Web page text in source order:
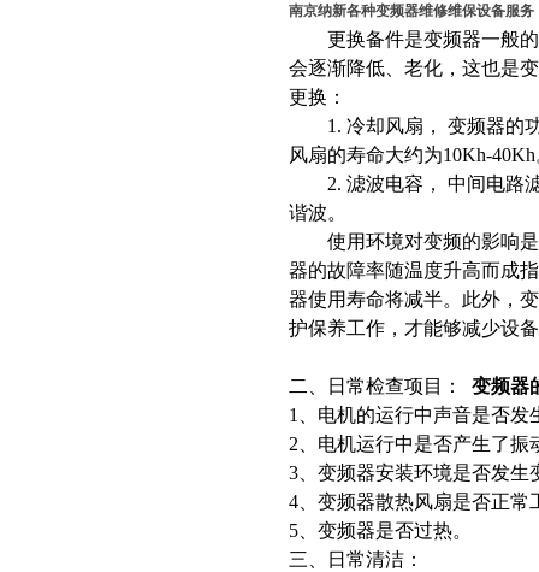
南京纳新各种变频器维修维保设备服务
更换备件是变频器一般的
会逐渐降低、老化，这也是
更换：
1. 冷却风扇， 变频器的功
风扇的寿命大约为10Kh-
2. 滤波电容， 中间电路滤
谐波。
使用环境对变频的影响是
器的故障率随温度升高而成
器使用寿命将减半。此外，
护保养工作，才能够减少设
二、日常检查项目： 变频器
1、电机的运行中声音是否发
2、电机运行中是否产生了振
3、变频器安装环境是否发生
4、变频器散热风扇是否正常
5、变频器是否过热。
三、日常清洁：